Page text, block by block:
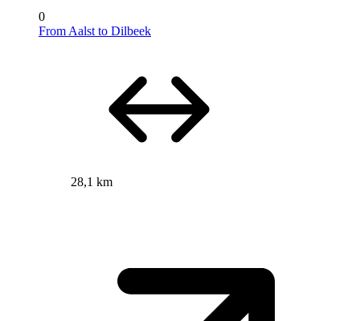
0
From Aalst to Dilbeek
28,1 km